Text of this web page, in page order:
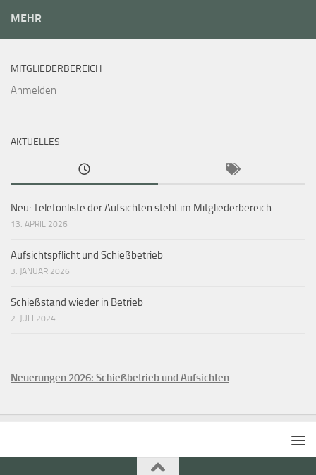
MEHR
MITGLIEDERBEREICH
Anmelden
AKTUELLES
Neu: Telefonliste der Aufsichten steht im Mitgliederbereich…
13. APRIL 2026
Aufsichtspflicht und Schießbetrieb
3. JANUAR 2026
Schießstand wieder in Betrieb
2. JULI 2024
Neuerungen 2026: Schießbetrieb und Aufsichten